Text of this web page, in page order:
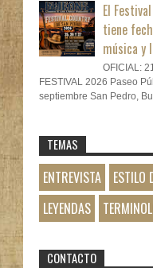
El
tiene
música y
OFICIAL:
FESTIVAL 2026 Paseo
septiembre San Pedro,
TEMAS
ENTREVISTA ESTILO
LEYENDAS
CONTACTO